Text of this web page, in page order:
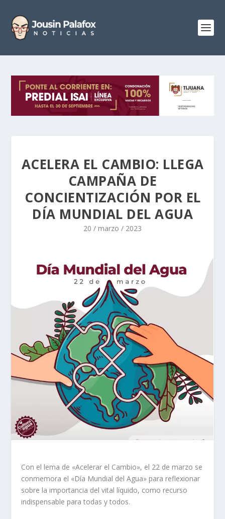
ACELERA EL CAMBIO: LLEGA
CAMPAÑA DE
CONCIENTIZACIÓN POR EL
DÍA MUNDIAL DEL AGUA
20 / marzo / 2023
Con el lema de «Acelerar el Cambio», el 22 de marzo se
conmemora el «Día Mundial del Agua» para reflexionar
sobre la importancia del vital líquido, como recurso
indispensable para todas y todos.